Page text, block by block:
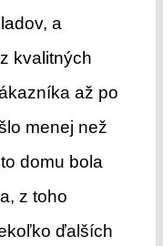
a
kvalitných
až po
menej než
domu bola
z toho
ďalších